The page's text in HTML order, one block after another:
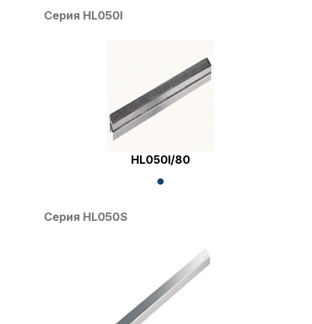
Серия HL050I
HL050I/80
Серия HL050S